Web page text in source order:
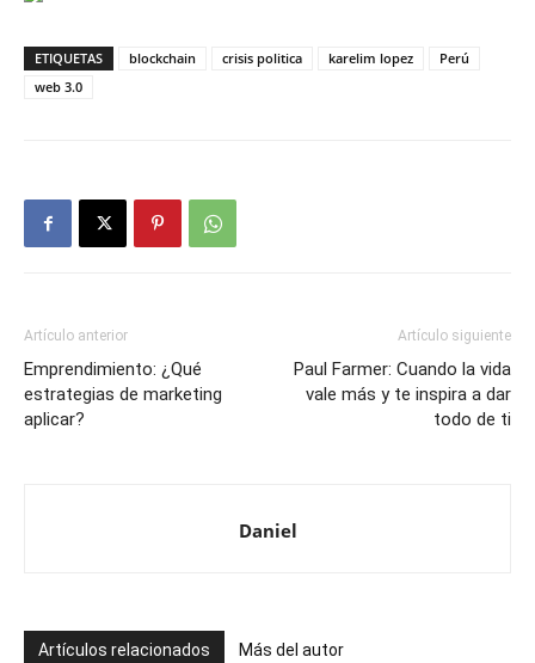
ETIQUETAS blockchain crisis politica karelim lopez
Perú
web 3.0
Artículo anterior
Emprendimiento: ¿Qué
estrategias de marketing
aplicar?
Artículo siguiente
Paul Farmer: Cuando la vida
vale más y te inspira a dar
todo de ti
Daniel
Artículos relacionados Más del autor